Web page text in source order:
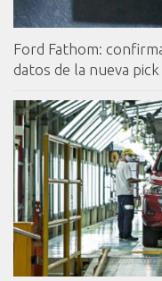
Ford Fathom:
datos de la nueva